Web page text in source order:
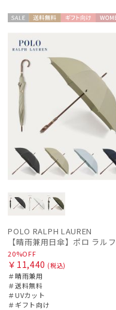
件
料
POLO RALPH LAUREN
20%OFF
￥11,440 (税込)
＃晴雨兼用
＃送料無料
＃UVカット
＃ギフト向け